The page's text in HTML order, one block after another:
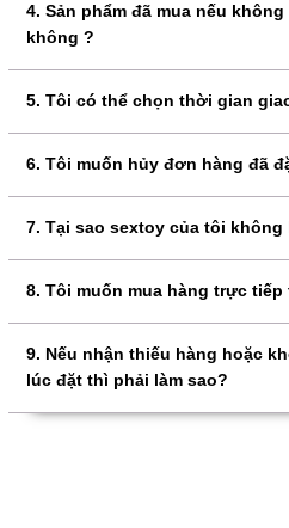
4. Sản phẩm đã mua nếu
không ?
5. Tôi có thể chọn thời gian
6. Tôi muốn hủy đơn hàng đã
7. Tại sao sextoy của tôi không
8. Tôi muốn mua hàng trực
9. Nếu nhận thiếu hàng hoặc
lúc đặt thì phải làm sao?